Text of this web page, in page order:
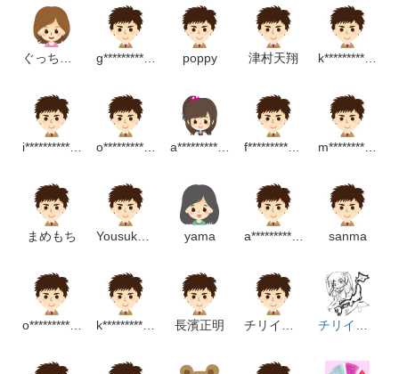
g******************m poppy 津村天翔 k*****************m
i*********************m o***********************m a*********************p f****************m m******************m
まめもち Yousuke Ikuta yama a******************m sanma
o********************************m k********************************m 長濱正明